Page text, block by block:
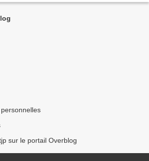
sur le portail Overblog